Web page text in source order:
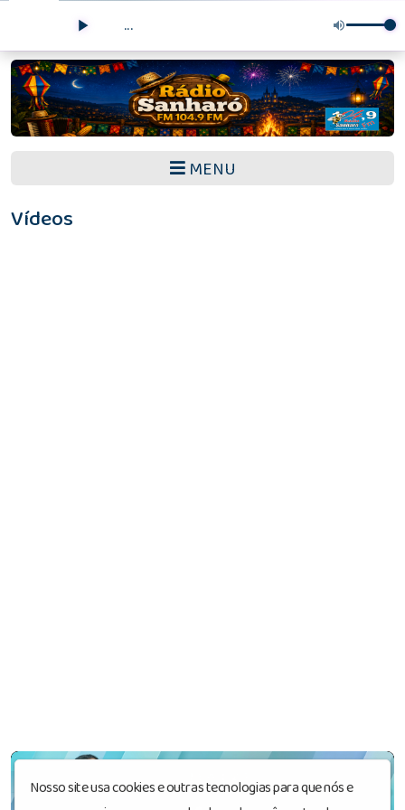
...
MENU
Vídeos
Nosso site usa cookies e outras tecnologias para que nós e